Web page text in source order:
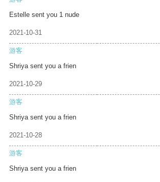
Estelle sent you 1 nude
2021-10-31
游客
Shriya sent you a frien
2021-10-29
游客
Shriya sent you a frien
2021-10-28
游客
Shriya sent you a frien